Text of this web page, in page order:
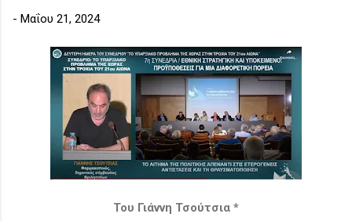
- Μαΐου 21, 2024
Του Γιάννη Τσούτσια *